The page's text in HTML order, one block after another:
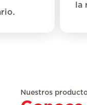
la
Nuestros